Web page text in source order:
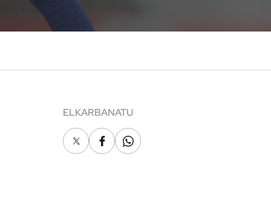
ELKARBANATU
X FacebookWhatsapp